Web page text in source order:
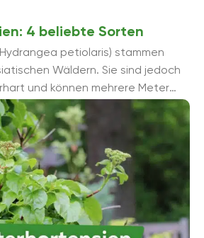
4 beliebte Sorten
petiolaris) stammen
Wäldern. Sie sind jedoch
und können mehrere Meter
meistens weiß und ...